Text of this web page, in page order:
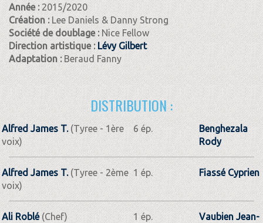
Année : 2015/2020
Création : Lee Daniels & Danny Strong
Société de doublage :Nice Fellow
Direction artistique : Lévy Gilbert
Adaptation :Beraud Fanny
DISTRIBUTION :
Alfred James T. (Tyree - 1ère
voix)
6 ép.
Benghezala
Rody
Alfred James T.(Tyree - 2ème
voix)
1 ép. Fiassé Cyprien
Ali Roblé(Chef) 1 ép.
Vaubien Jean-